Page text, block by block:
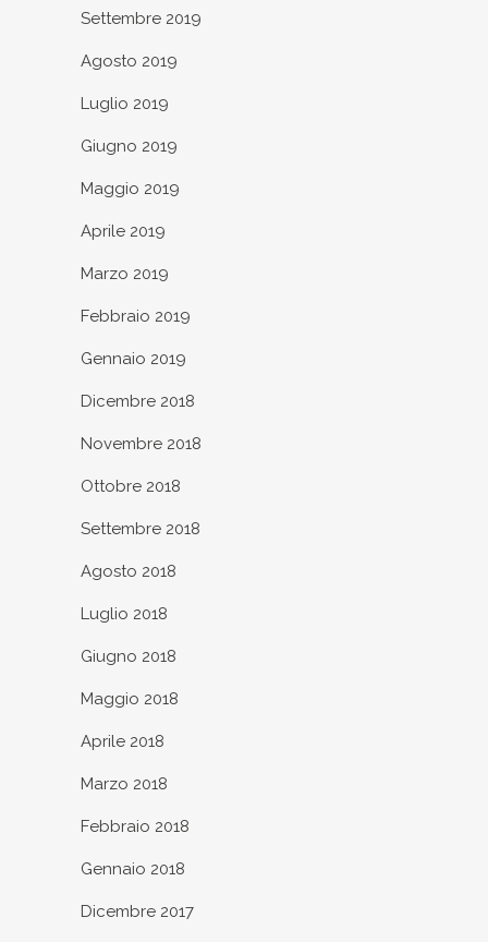
Settembre 2019
Agosto 2019
Luglio 2019
Giugno 2019
Maggio 2019
Aprile 2019
Marzo 2019
Febbraio 2019
Gennaio 2019
Dicembre 2018
Novembre 2018
Ottobre 2018
Settembre 2018
Agosto 2018
Luglio 2018
Giugno 2018
Maggio 2018
Aprile 2018
Marzo 2018
Febbraio 2018
Gennaio 2018
Dicembre 2017